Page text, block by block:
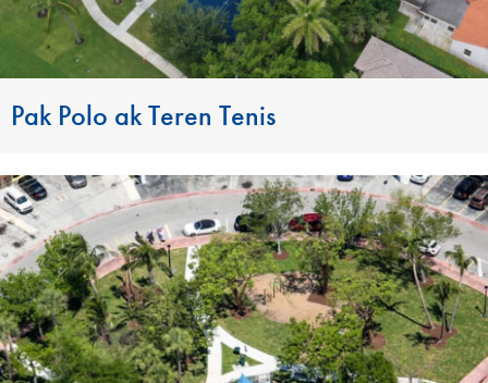
Pak Polo ak Teren Tenis